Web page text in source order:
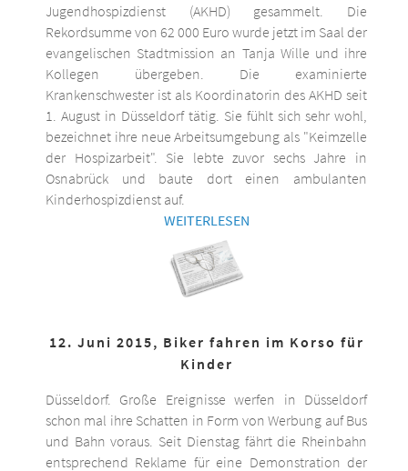
Jugendhospizdienst (AKHD) gesammelt. Die
Rekordsumme von 62 000 Euro wurde jetzt im Saal der
evangelischen Stadtmission an Tanja Wille und ihre
Kollegen übergeben. Die examinierte
Krankenschwester ist als Koordinatorin des AKHD seit
1. August in Düsseldorf tätig. Sie fühlt sich sehr wohl,
bezeichnet ihre neue Arbeitsumgebung als "Keimzelle
der Hospizarbeit". Sie lebte zuvor sechs Jahre in
Osnabrück und baute dort einen ambulanten
Kinderhospizdienst auf.
WEITERLESEN
12. Juni 2015, Biker fahren im Korso für
Kinder
Düsseldorf. Große Ereignisse werfen in Düsseldorf
schon mal ihre Schatten in Form von Werbung auf Bus
und Bahn voraus. Seit Dienstag fährt die Rheinbahn
entsprechend Reklame für eine Demonstration der